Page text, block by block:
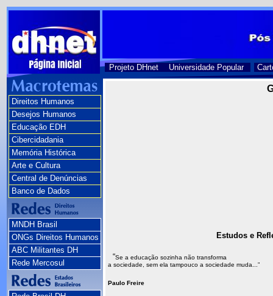
Projeto DHnet Universidade Popular
Direitos Humanos
Desejos Humanos
Educação EDH
Cibercidadania
Memória Histórica
Arte e Cultura
Central de Denúncias
Banco de Dados
MNDH Brasil
ONGs Direitos Humanos
ABC Militantes DH
Rede Mercosul
Estudos e
“Se a educação sozinha não transforma
a sociedade, sem ela tampouco a sociedade muda...”
Paulo Freire